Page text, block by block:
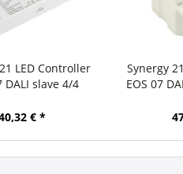
LED Controller
DALI slave 4/4
€ *
Synergy
EOS 07